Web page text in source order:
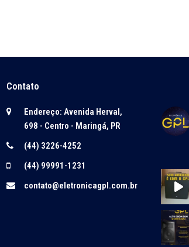
Contato
Endereço: Avenida Herval,
698 - Centro - Maringá, PR
(44) 3226-4252
(44) 99991-1231
contato@eletronicagpl.com.br